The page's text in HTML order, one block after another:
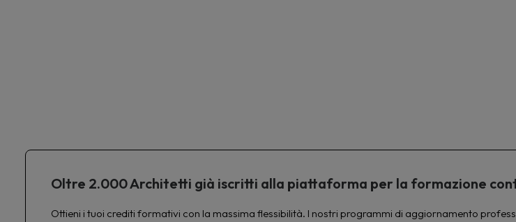
Oltre 2.000 Architetti già iscritti alla piattaforma per la formazione
Ottieni i tuoi crediti formativi con la massima flessibilità. I nostri programmi di aggiornamento